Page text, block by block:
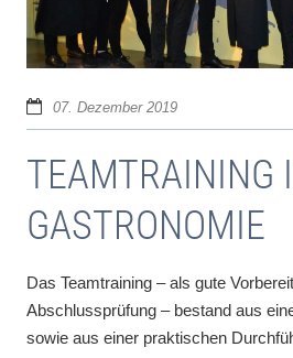
07. Dezember 2019
TEAMTRAINING
GASTRONOMIE
Das Teamtraining – als gute
Abschlussprüfung – bestand aus
sowie aus einer praktischen